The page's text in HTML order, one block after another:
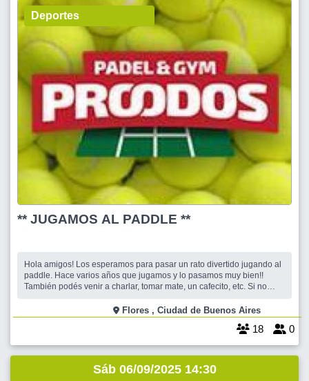
Deportes
** JUGAMOS AL PADDLE **
Hola amigos! Los esperamos para pasar un rato divertido jugando al
paddle. Hace varios años que jugamos y lo pasamos muy bien!!
También podés venir a charlar, tomar mate, un cafecito, etc. Si no
$8000 por persona. Te esperamos !! Cris y BetitaFlores , Ciudad de Buenos Aires
18 0
Sáb 06/09/2025 14:30